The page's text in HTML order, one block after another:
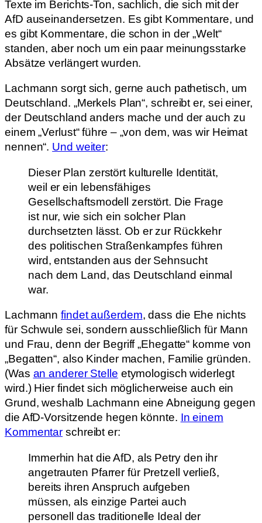
Texte im Berichts-Ton, sachlich, die sich mit der
AfD auseinandersetzen. Es gibt Kommentare, und
es gibt Kommentare, die schon in der „Welt“
standen, aber noch um ein paar meinungsstarke
Absätze verlängert wurden.
Lachmann sorgt sich, gerne auch pathetisch, um
Deutschland. „Merkels Plan“, schreibt er, sei einer,
der Deutschland anders mache und der auch zu
einem „Verlust“ führe – „von dem, was wir Heimat
nennen“. Und weiter:
Dieser Plan zerstört kulturelle Identität,
weil er ein lebensfähiges
Gesellschaftsmodell zerstört. Die Frage
ist nur, wie sich ein solcher Plan
durchsetzten lässt. Ob er zur Rückkehr
des politischen Straßenkampfes führen
wird, entstanden aus der Sehnsucht
nach dem Land, das Deutschland einmal
war.
Lachmannfindet außerdem, dass die Ehe nichts
für Schwule sei, sondern ausschließlich für Mann
und Frau, denn der Begriff „Ehegatte“ komme von
„Begatten“, also Kinder machen, Familie gründen.
(Was an anderer Stelle etymologisch widerlegt
wird.) Hier findet sich möglicherweise auch ein
Grund, weshalb Lachmann eine Abneigung gegen
die AfD-Vorsitzende hegen könnte. In einem
Kommentar schreibt er:
Immerhin hat die AfD, als Petry den ihr
angetrauten Pfarrer für Pretzell verließ,
bereits ihren Anspruch aufgeben
müssen, als einzige Partei auch
personell das traditionelle Ideal der